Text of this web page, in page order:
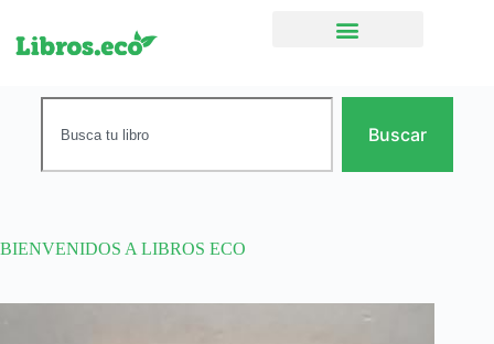
Buscar
BIENVENIDOS A LIBROS ECO